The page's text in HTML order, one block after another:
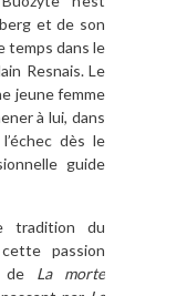
et de son
temps dans le
Resnais. Le
jeune femme
à lui, dans
dès le
guide
tradition du
passion
de La morte